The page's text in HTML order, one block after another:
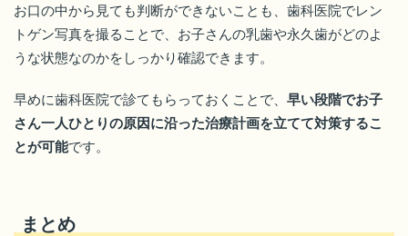
お口の中から見ても判断ができないことも、歯科医院でレン
トゲン写真を撮ることで、お子さんの乳歯や永久歯がどのよ
うな状態なのかをしっかり確認できます。
早めに歯科医院で診てもらっておくことで、 早い段階でお子
さん一人ひとりの原因に沿った治療計画を立てて対策するこ
とが可能です。
まとめ